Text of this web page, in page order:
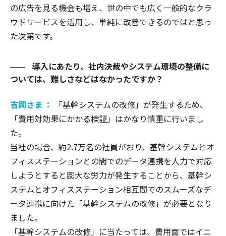
の広告を見る機会も増え、世の中でも広く一般的なクラ
ウドサービスを活用し、単純に改善できるのではと思っ
た次第です。
導入にあたり、社内決裁やシステム環境の整備に
ついては、難しさなどはなかったですか？
吉岡さま ：
「基幹システムの改修」が発生するため、
「費用対効果にかかる検証」はかなり慎重に行いまし
た。
当社の場合、約2.7万名の社員がおり、基幹システムとオ
フィスステーションとの間でのデータ連携を人力で対応
しようとすると膨大な労力が発生することから、基幹シ
ステムとオフィスステーション相互間でのスムーズなデ
ータ連携に向けた「基幹システムの改修」が必要となり
ました。
「基幹システムの改修」に当たっては、費用面ではイニ